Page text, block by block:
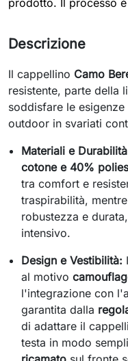
prodotto. Il processo
Descrizione
Il cappellino Camo
resistente, parte della
soddisfare le
outdoor in svariati
Materiali e
cotone e 40%
tra comfort e
traspirabilità,
robustezza e
intensivo.
Design e Vestibilità:
al motivo
l'integrazione con
garantita dalla
di adattare il
testa in modo